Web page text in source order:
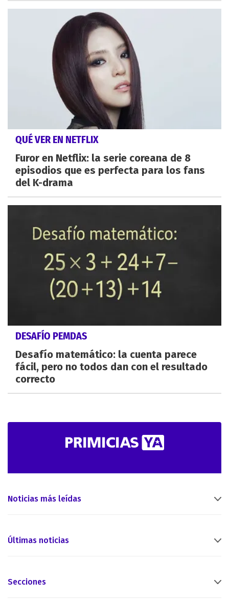
QUÉ VER EN NETFLIX
Furor en Netflix: la serie coreana de 8
episodios que es perfecta para los fans
del K-drama
DESAFÍO PEMDAS
Desafío matemático: la cuenta parece
fácil, pero no todos dan con el resultado
correcto
Noticias más leídas
Últimas noticias
Secciones